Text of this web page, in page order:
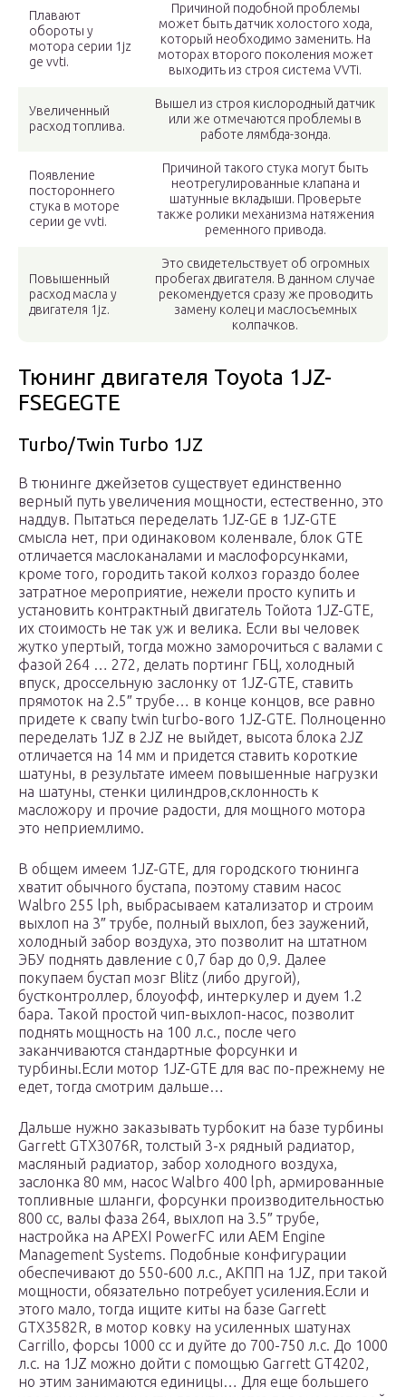
Плавают
обороты у
мотора серии 1jz
ge vvti.
Причиной подобной проблемы
может быть датчик холостого хода,
который необходимо заменить. На
моторах второго поколения может
выходить из строя система VVTi.
Увеличенный
расход топлива.
Вышел из строя кислородный датчик
или же отмечаются проблемы в
работе лямбда-зонда.
Появление
постороннего
стука в моторе
серии ge vvti.
Причиной такого стука могут быть
неотрегулированные клапана и
шатунные вкладыши. Проверьте
также ролики механизма натяжения
ременного привода.
Повышенный
расход масла у
двигателя 1jz.
Это свидетельствует об огромных
пробегах двигателя. В данном случае
рекомендуется сразу же проводить
замену колец и маслосъемных
колпачков.
Тюнинг двигателя Toyota 1JZ-
FSEGEGTE
Turbo/Twin Turbo 1JZ
В тюнинге джейзетов существует единственно
верный путь увеличения мощности, естественно, это
наддув. Пытаться переделать 1JZ-GE в 1JZ-GTE
смысла нет, при одинаковом коленвале, блок GTE
отличается маслоканалами и маслофорсунками,
кроме того, городить такой колхоз гораздо более
затратное мероприятие, нежели просто купить и
установить контрактный двигатель Тойота 1JZ-GTE,
их стоимость не так уж и велика. Если вы человек
жутко упертый, тогда можно заморочиться с валами с
фазой 264 … 272, делать портинг ГБЦ, холодный
впуск, дроссельную заслонку от 1JZ-GTE, ставить
прямоток на 2.5″ трубе… в конце концов, все равно
придете к свапу twin turbo-вого 1JZ-GTE. Полноценно
переделать 1JZ в 2JZ не выйдет, высота блока 2JZ
отличается на 14 мм и придется ставить короткие
шатуны, в результате имеем повышенные нагрузки
на шатуны, стенки цилиндров,склонность к
масложору и прочие радости, для мощного мотора
это неприемлимо.
В общем имеем 1JZ-GTE, для городского тюнинга
хватит обычного бустапа, поэтому ставим насос
Walbro 255 lph, выбрасываем катализатор и строим
выхлоп на 3″ трубе, полный выхлоп, без заужений,
холодный забор воздуха, это позволит на штатном
ЭБУ поднять давление с 0,7 бар до 0,9. Далее
покупаем бустап мозг Blitz (либо другой),
бустконтроллер, блоуофф, интеркулер и дуем 1.2
бара. Такой простой чип-выхлоп-насос, позволит
поднять мощность на 100 л.с., после чего
заканчиваются стандартные форсунки и
турбины.Если мотор 1JZ-GTE для вас по-прежнему не
едет, тогда смотрим дальше…
Дальше нужно заказывать турбокит на базе турбины
Garrett GTX3076R, толстый 3-х рядный радиатор,
масляный радиатор, забор холодного воздуха,
заслонка 80 мм, насос Walbro 400 lph, армированные
топливные шланги, форсунки производительностью
800 сс, валы фаза 264, выхлоп на 3.5″ трубе,
настройка на APEXI PowerFC или AEM Engine
Management Systems. Подобные конфигурации
обеспечивают до 550-600 л.с., АКПП на 1JZ, при такой
мощности, обязательно потребует усиления.Если и
этого мало, тогда ищите киты на базе Garrett
GTX3582R, в мотор ковку на усиленных шатунах
Carrillo, форсы 1000 сс и дуйте до 700-750 л.с. До 1000
л.с. на 1JZ можно дойти с помощью Garrett GT4202,
но этим занимаются единицы… Для еще большего